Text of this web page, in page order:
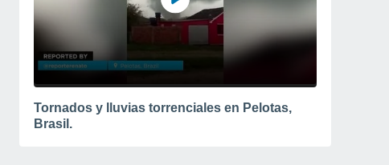
Tornados y lluvias torrenciales en Pelotas,
Brasil.